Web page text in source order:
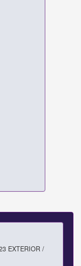
EXTERIOR /